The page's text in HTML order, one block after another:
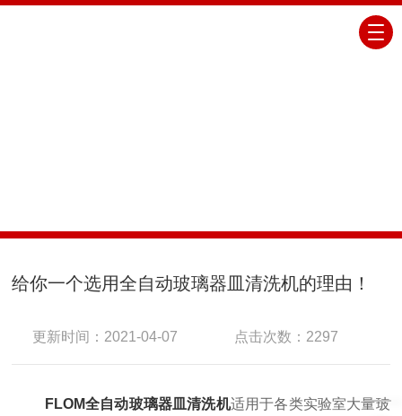
给你一个选用全自动玻璃器皿清洗机的理由！
更新时间：2021-04-07 点击次数：2297
FLOM全自动玻璃器皿清洗机适用于各类实验室大量玻